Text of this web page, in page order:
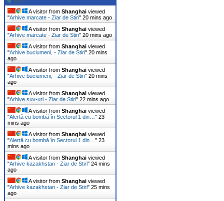
A visitor from Shanghai viewed
"Arhive marcate - Ziar de Stiri" 20 mins ago
A visitor from Shanghai viewed
"Arhive marcate - Ziar de Stiri" 20 mins ago
A visitor from Shanghai viewed
"Arhive buciumeni, - Ziar de Stiri" 20 mins
ago
A visitor from Shanghai viewed
"Arhive buciumeni, - Ziar de Stiri" 20 mins
ago
A visitor from Shanghai viewed
"Arhive suv-uri - Ziar de Stiri" 22 mins ago
A visitor from Shanghai viewed
"Alertă cu bombă în Sectorul 1 din…" 23
mins ago
A visitor from Shanghai viewed
"Alertă cu bombă în Sectorul 1 din…" 23
mins ago
A visitor from Shanghai viewed
"Arhive kazakhstan - Ziar de Stiri" 24 mins
ago
A visitor from Shanghai viewed
"Arhive kazakhstan - Ziar de Stiri" 25 mins
ago